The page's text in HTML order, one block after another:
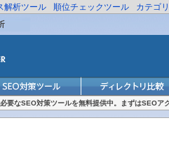
解析ツール 順位チェックツール カテゴ
要なSEO対策ツールを無料提供中。まずはSEOア